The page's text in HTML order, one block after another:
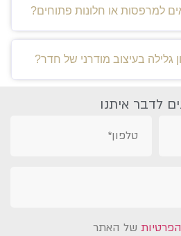
למרפסות או חלונות פתוחים?
גלילה בעיצוב מודרני של חדר?
לדבר איתנו
של האתר